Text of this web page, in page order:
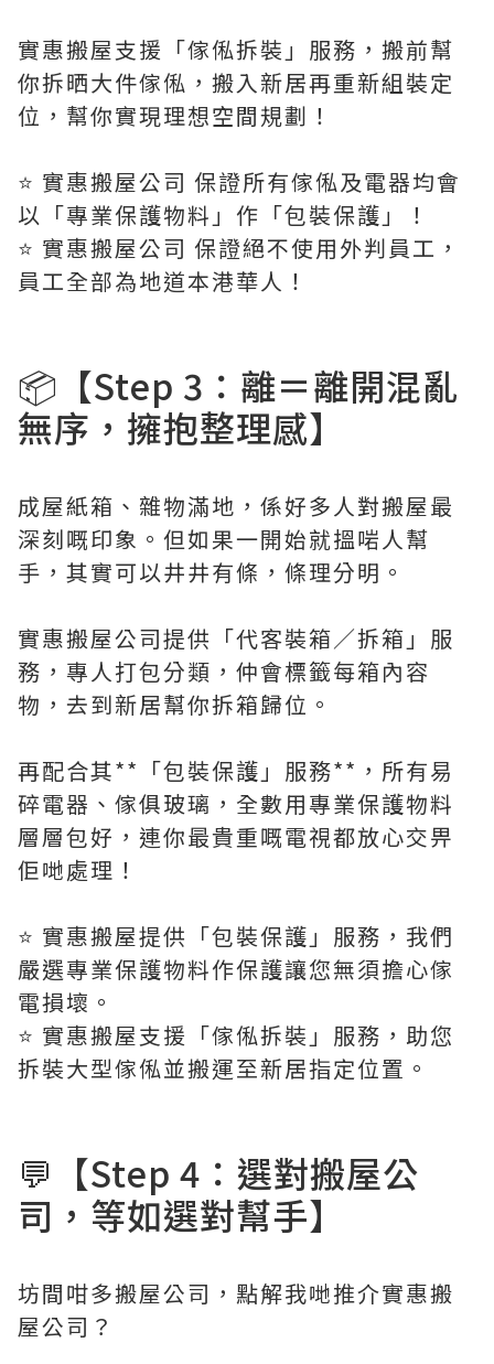
實惠搬屋支援「傢俬拆裝」服務，搬前幫
你拆晒大件傢俬，搬入新居再重新組裝定
位，幫你實現理想空間規劃！
⭐️ 實惠搬屋公司 保證所有傢俬及電器均會
以「專業保護物料」作「包裝保護」！
⭐️ 實惠搬屋公司 保證絕不使用外判員工，
員工全部為地道本港華人！
📦【Step 3：離＝離開混亂
無序，擁抱整理感】
成屋紙箱、雜物滿地，係好多人對搬屋最
深刻嘅印象。但如果一開始就搵啱人幫
手，其實可以井井有條，條理分明。
實惠搬屋公司提供「代客裝箱／拆箱」服
務，專人打包分類，仲會標籤每箱內容
物，去到新居幫你拆箱歸位。
再配合其**「包裝保護」服務**，所有易
碎電器、傢俱玻璃，全數用專業保護物料
層層包好，連你最貴重嘅電視都放心交畀
佢哋處理！
⭐️ 實惠搬屋提供「包裝保護」服務，我們
嚴選專業保護物料作保護讓您無須擔心傢
電損壞。
⭐️ 實惠搬屋支援「傢俬拆裝」服務，助您
拆裝大型傢俬並搬運至新居指定位置。
💬【Step 4：選對搬屋公
司，等如選對幫手】
坊間咁多搬屋公司，點解我哋推介實惠搬
屋公司？